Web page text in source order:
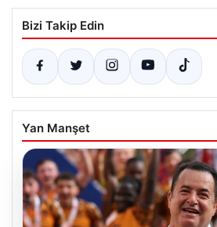
Bizi Takip Edin
Yan Manşet